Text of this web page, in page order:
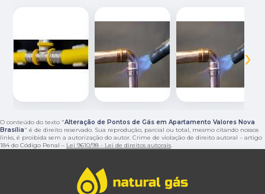
‹ ›
O conteúdo do texto "Alteração de Pontos de Gás em Apartamento Valores Nova
Brasília" é de direito reservado. Sua reprodução, parcial ou total, mesmo citando nossos
links, é proibida sem a autorização do autor. Crime de violação de direito autoral – artigo
184 do Código Penal – Lei 9610/98 - Lei de direitos autorais.